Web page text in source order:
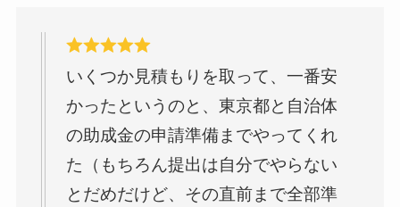
にアドバイスを頂きました。個々の
生活に合わせてアドバイスしてくれ
たことに感動してECODAさんに決め
ようと思いました。他にも色々な質
問も分かりやすく答えてくれたり、
今後のメンテナンスのことも不安な
いくつか見積もりを取って、一番安
かったというのと、東京都と自治体
の助成金の申請準備までやってくれ
た（もちろん提出は自分でやらない
とだめだけど、その直前まで全部準